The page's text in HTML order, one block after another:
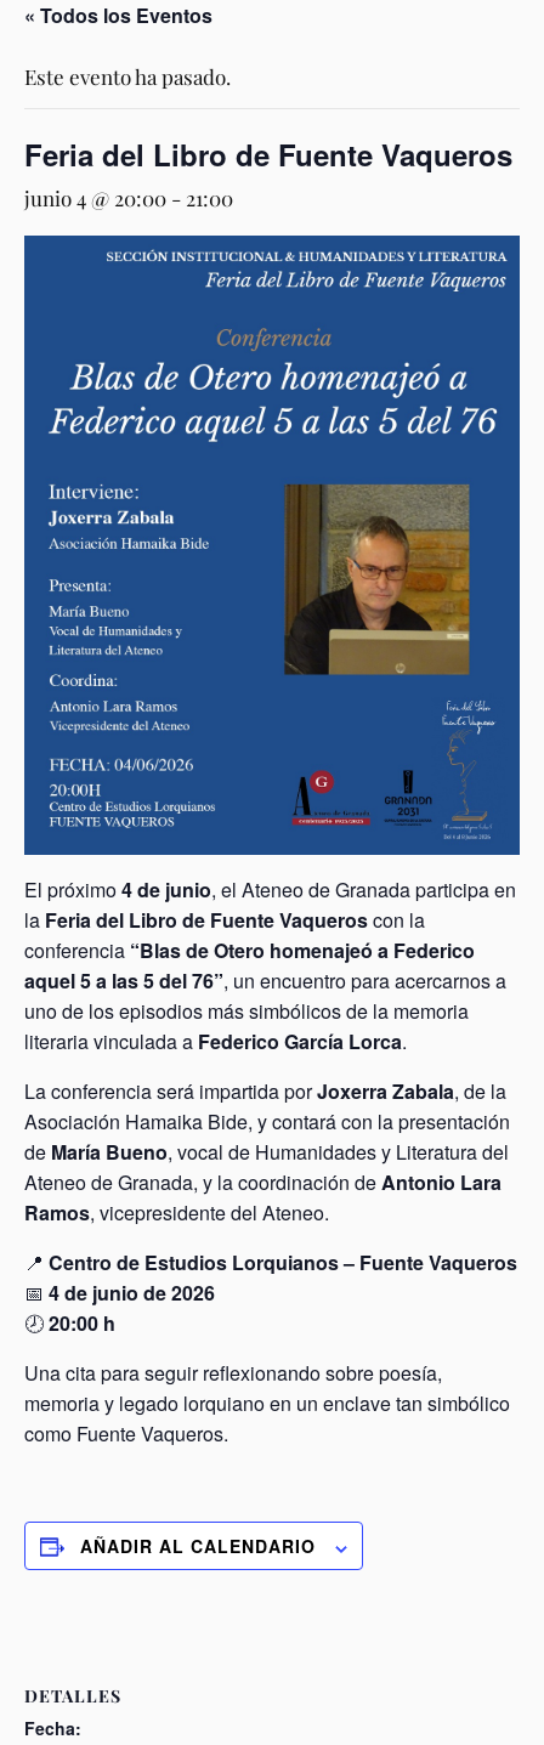
« Todos los Eventos
Este evento ha pasado.
Feria del Libro de Fuente Vaqueros
junio 4 @ 20:00 - 21:00
El próximo4 de junio, el Ateneo de Granada participa en
la Feria del Libro de Fuente Vaqueroscon la
conferencia “Blas de Otero homenajeó a Federico
aquel 5 a las 5 del 76”, un encuentro para acercarnos a
uno de los episodios más simbólicos de la memoria
literaria vinculada a Federico García Lorca.
La conferencia será impartida porJoxerra Zabala, de la
Asociación Hamaika Bide, y contará con la presentación
de María Bueno, vocal de Humanidades y Literatura del
Ateneo de Granada, y la coordinación deAntonio Lara
Ramos, vicepresidente del Ateneo.
📍 Centro de Estudios Lorquianos – Fuente Vaqueros
📅 4 de junio de 2026
🕗20:00 h
Una cita para seguir reflexionando sobre poesía,
memoria y legado lorquiano en un enclave tan simbólico
como Fuente Vaqueros.
AÑADIR AL CALENDARIO
DETALLES
Fecha: